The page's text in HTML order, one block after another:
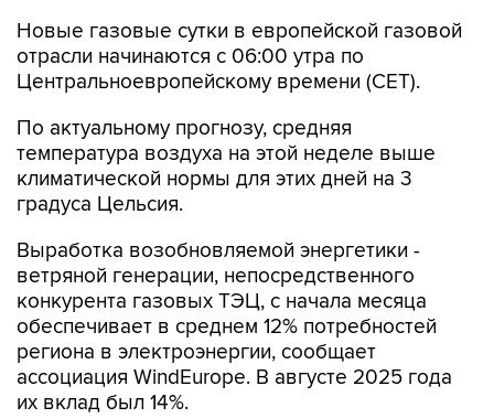
Новые газовые сутки в европейской газовой
отрасли начинаются c 06:00 утра по
Центральноевропейскому времени (CET).
По актуальному прогнозу, средняя
температура воздуха на этой неделе выше
климатической нормы для этих дней на 3
градуса Цельсия.
Выработка возобновляемой энергетики -
ветряной генерации, непосредственного
конкурента газовых ТЭЦ, с начала месяца
обеспечивает в среднем 12% потребностей
региона в электроэнергии, сообщает
ассоциация WindEurope. В августе 2025 года
их вклад был 14%.